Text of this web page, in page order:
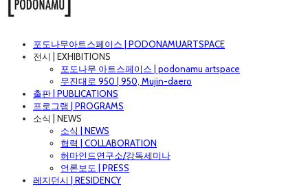
포도나무아트스페이스 | PODONAMUARTSPACE
전시 | EXHIBITIONS
포도나무 아트스페이스 | podonamu artspace
무진대로 950 | 950, Mujin-daero
출판 | PUBLICATIONS
프로그램 | PROGRAMS
소식 | NEWS
소식 | NEWS
협력 | COLLABORATION
허마인드연구소/강독세미나
언론보도 | PRESS
레지던시 | RESIDENCY